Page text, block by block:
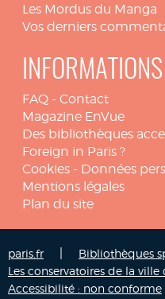
Les Mordus du Manga
Vos derniers
INFORMATIONS
FAQ - Contact
Magazine EnVue
Des bibliothèques
Foreign in Paris ?
Cookies - Données
Mentions légales
Plan du site
paris.fr Bibliothèques
Les conservatoires de la ville
Accessibilité : non conforme